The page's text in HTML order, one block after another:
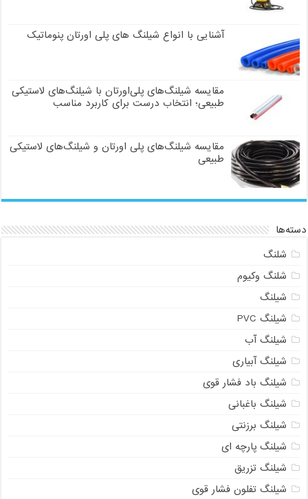
آشنایی با انواع شیلنگ های پلی اورتان پنوماتیک
مقایسه شیلنگ‌های پلی‌اورتان با شیلنگ‌های لاستیکی
طبیعی؛ انتخاب درست برای کاربرد مناسب
مقایسه شیلنگ‌های پلی اورتان و شیلنگ‌های لاستیکی
طبیعی
دسته‌ها
شلنگ
شلنگ وکیوم
شیلنگ
شیلنگ PVC
شیلنگ آب
شیلنگ آبیاری
شیلنگ باد فشار قوی
شیلنگ باغبانی
شیلنگ برزنتی
شیلنگ پارچه‌ ای
شیلنگ تزریق
شیلنگ تفلون فشار قوی